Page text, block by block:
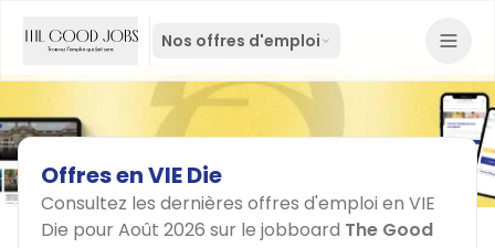
Nos offres d'emploi
OffresenVIEDie
Consultez les dernières offres d'emploi en VIE
Die pour Août 2026 sur le jobboard The Good